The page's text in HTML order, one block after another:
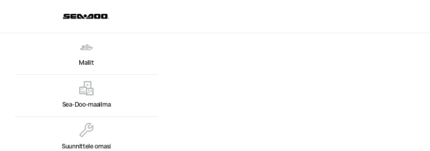
Mallit
Sea-Doo-maailma
Suunnittele omasi